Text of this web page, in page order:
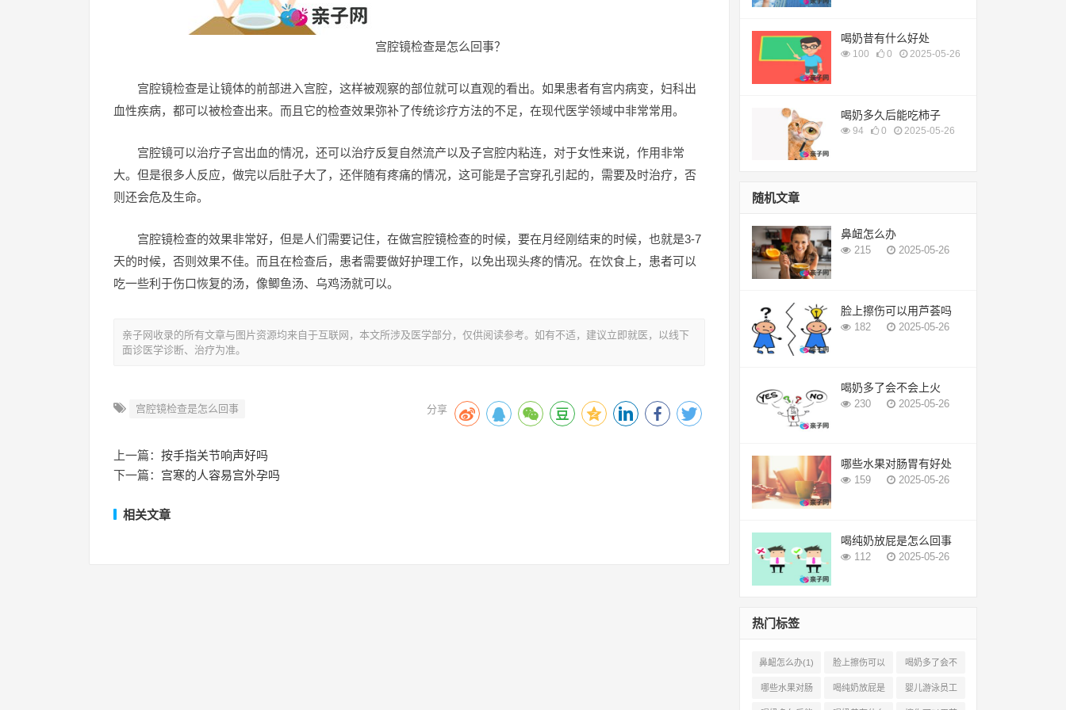
宫腔镜检查是怎么回事？
宫腔镜检查是让镜体的前部进入宫腔，这样被观察的部位就可以直观的看出。如果患者有宫内病变，妇科出
血性疾病，都可以被检查出来。而且它的检查效果弥补了传统诊疗方法的不足，在现代医学领域中非常常用。
宫腔镜可以治疗子宫出血的情况，还可以治疗反复自然流产以及子宫腔内粘连，对于女性来说，作用非常
大。但是很多人反应，做完以后肚子大了，还伴随有疼痛的情况，这可能是子宫穿孔引起的，需要及时治疗，否
则还会危及生命。
宫腔镜检查的效果非常好，但是人们需要记住，在做宫腔镜检查的时候，要在月经刚结束的时候，也就是3-7
天的时候，否则效果不佳。而且在检查后，患者需要做好护理工作，以免出现头疼的情况。在饮食上，患者可以
吃一些利于伤口恢复的汤，像鲫鱼汤、乌鸡汤就可以。
亲子网收录的所有文章与图片资源均来自于互联网，本文所涉及医学部分，仅供阅读参考。如有不适，建议立即就医，以线下
面诊医学诊断、治疗为准。
宫腔镜检查是怎么回事
上一篇： 按手指关节响声好吗
下一篇： 宫寒的人容易宫外孕吗
相关文章
喝奶昔有什么好处
100 0 2025-05-26
喝奶多久后能吃柿子
94 0 2025-05-26
随机文章
鼻衄怎么办
215 2025-05-26
脸上擦伤可以用芦荟吗
182 2025-05-26
喝奶多了会不会上火
230 2025-05-26
哪些水果对肠胃有好处
159 2025-05-26
喝纯奶放屁是怎么回事
112 2025-05-26
热门标签
鼻衄怎么办(1) 脸上擦伤可以
用芦荟吗(1)
喝奶多了会不
会上火(2)
哪些水果对肠 喝纯奶放屁是 婴儿游泳员工